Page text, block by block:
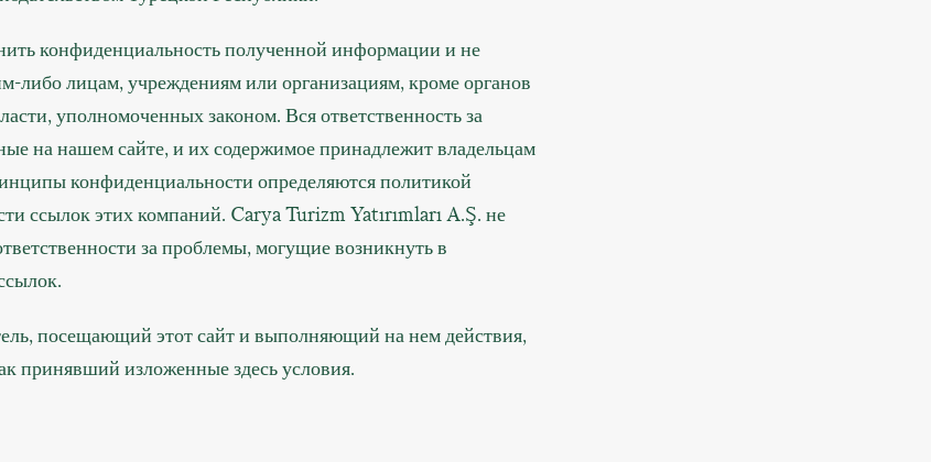
конфиденциальность полученной информации и не
либо лицам, учреждениям или организациям, кроме органов
уполномоченных законом. Вся ответственность за
на нашем сайте, и их содержимое принадлежит владельцам
конфиденциальности определяются политикой
ссылок этих компаний. Carya Turizm Yatırımları A.Ş. не
за проблемы, могущие возникнуть в
посещающий этот сайт и выполняющий на нем действия,
принявший изложенные здесь условия.